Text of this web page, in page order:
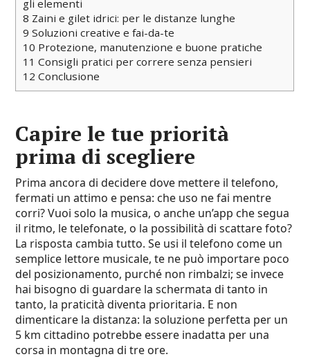
gli elementi
8 Zaini e gilet idrici: per le distanze lunghe
9 Soluzioni creative e fai-da-te
10 Protezione, manutenzione e buone pratiche
11 Consigli pratici per correre senza pensieri
12 Conclusione
Capire le tue priorità
prima di scegliere
Prima ancora di decidere dove mettere il telefono,
fermati un attimo e pensa: che uso ne fai mentre
corri? Vuoi solo la musica, o anche un’app che segua
il ritmo, le telefonate, o la possibilità di scattare foto?
La risposta cambia tutto. Se usi il telefono come un
semplice lettore musicale, te ne può importare poco
del posizionamento, purché non rimbalzi; se invece
hai bisogno di guardare la schermata di tanto in
tanto, la praticità diventa prioritaria. E non
dimenticare la distanza: la soluzione perfetta per un
5 km cittadino potrebbe essere inadatta per una
corsa in montagna di tre ore.